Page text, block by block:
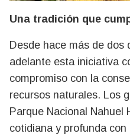
Una tradición que
Desde hace más de dos
adelante esta iniciativa
compromiso con la
recursos naturales. Los
Parque Nacional Nahuel
cotidiana y profunda